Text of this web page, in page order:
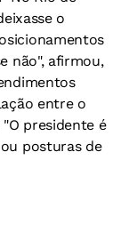
o
não", afirmou,
entre o
presidente é
posturas de